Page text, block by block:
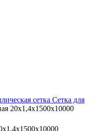
сетка Сетка для
20х1,4х1500х10000